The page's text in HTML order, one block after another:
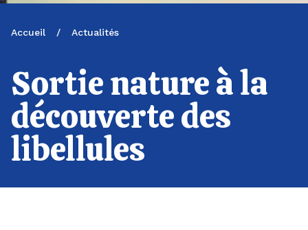
Accueil / Actualités
Sortie nature à la
découverte des
libellules